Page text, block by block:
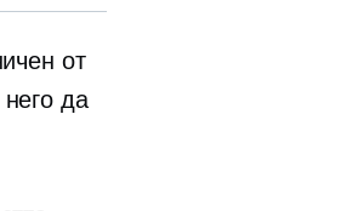
от
да